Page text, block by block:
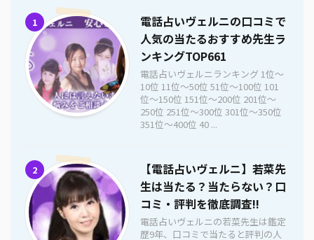
1
電話占いヴェルニの口コミで
人気の当たるおすすめ先生ラ
ンキングTOP661
電話占いヴェルニランキング 1位〜
10位 11位〜50位 51位〜100位 101
位〜150位 151位〜200位 201位〜
250位 251位〜300位 301位〜350位
351位〜400位 40 ...
2
【電話占いヴェルニ】若菜先
生は当たる？当たらない？口
コミ・評判を徹底調査!!
電話占いヴェルニの若菜先生は鑑定
歴9年、口コミで当たると評判の人